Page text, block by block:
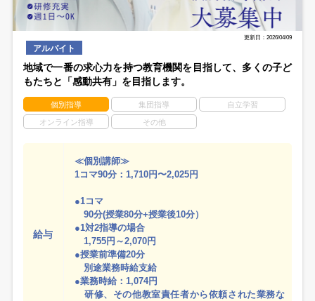
更新日：2026/04/09
アルバイト
地域で一番の求心力を持つ教育機関を目指して、多くの子ど
もたちと「感動共有」を目指します。
個別指導 集団指導 自立学習
オンライン指導 その他
給与
≪個別講師≫
1コマ90分：1,710円〜2,025円
●1コマ
90分(授業80分+授業後10分）
●1対2指導の場合
1,755円～2,070円
●授業前準備20分
別途業務時給支給
●業務時給：1,074円
研修、その他教室責任者から依頼された業務な